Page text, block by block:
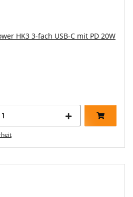
HK3 3-fach USB-C mit PD 20W